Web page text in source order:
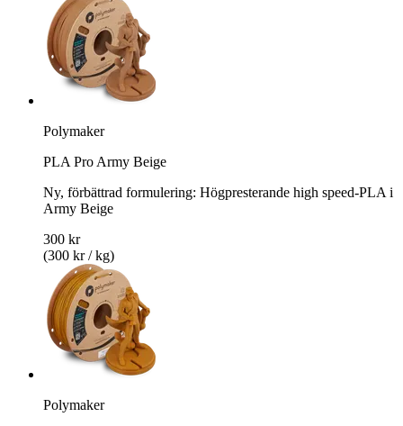
Polymaker
PLA Pro Army Beige
Ny, förbättrad formulering: Högpresterande high speed-PLA i
Army Beige
300 kr
(300 kr / kg)
Polymaker